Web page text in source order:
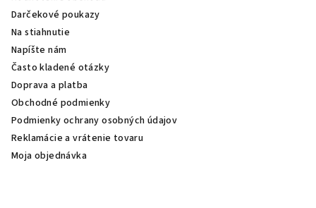
Darčekové poukazy
Na stiahnutie
Napíšte nám
Často kladené otázky
Doprava a platba
Obchodné podmienky
Podmienky ochrany osobných údajov
Reklamácie a vrátenie tovaru
Moja objednávka